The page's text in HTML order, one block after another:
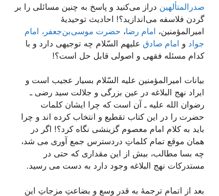
صدرالمتألهین دراز می‌کنید و پاسخ به چنین مسائلی را بر
گردن فلاسفه می‌اندازید؟! احادیث توحیدیۀ
امیرالمؤمنین، امام رضا، حضرت موسی‌بن‌جعفر، امام
جواد و امام صادق علیهم السّلام چه توجیهی دارد و با
کدام مسئله فقهی و اصولی قابل حل است؟!
بیانات امیرالمؤمنین علیه السّلام بسیار عجیب است و
ایراد نهج البلاغه در عین بزرگی و جلالت سید رضی ـ
رضوان الله علیه ـ آن است که چرا ایشان کلمات
حضرت را در این کتاب تقطیع و انتخاب کرده اند و چرا
باید به کلام امام معصوم گزینشی نگاه کرد؟! اگر در
همان موقع تمام کلماتِ دردسترس جمع آوری می شد،
چه بسا مطالب، بیش از این مقداری که حتی در
مستدرکات نهج البلاغه وجود دارد به دست می رسید.
بعد از اتمام ترجمۀ به قدر وسع و بضاعتِ مزجاتِ این